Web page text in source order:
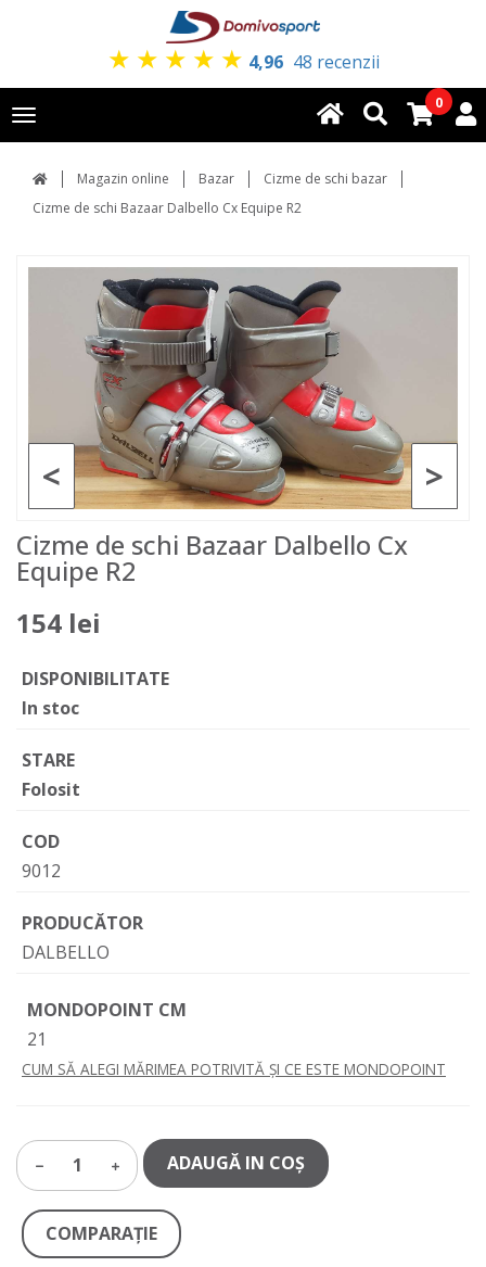
★ ★ ★ ★ ★ 4,96 48 recenzii
Toggle
navigation
0
Magazin online Bazar
Cizme de schi bazar
Cizme de schi Bazaar Dalbello Cx Equipe R2
>
<
Cizme de schi Bazaar Dalbello Cx
Equipe R2
154 lei
DISPONIBILITATE
In stoc
STARE
Folosit
COD
9012
PRODUCĂTOR
DALBELLO
MONDOPOINT CM
21
CUM SĂ ALEGI MĂRIMEA POTRIVITĂ ȘI CE ESTE MONDOPOINT
1 ADAUGĂ IN COŞ
COMPARAŢIE